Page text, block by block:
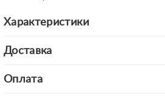
Характеристики
Доставка
Оплата